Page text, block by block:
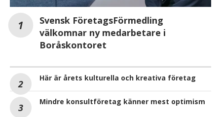
Svensk FöretagsFörmedling
välkomnar ny medarbetare i
Boråskontoret
Här är årets kulturella och kreativa företag
Mindre konsultföretag känner mest optimism